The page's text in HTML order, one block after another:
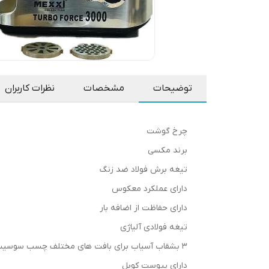
توضیحات مشخصات نظرات کاربران
چرخ گوشت
برند مکسی
تیغه برش فولاد ضد زنگ
دارای عملکرد معکوس
دارای حفاظت از اضافه بار
تیغه فولادی آلیاژی
3 بشقاب آسیاب برای بافت های مختلف چسب سوسیس گوشت
دارای پیوست کوبل